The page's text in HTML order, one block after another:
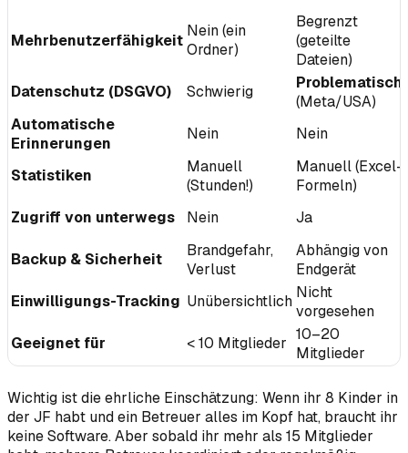
Mehrbenutzerfähigkeit
Nein (ein
Ordner)
Begrenzt
(geteilte
Dateien)
Datenschutz (DSGVO) Schwierig
Problematisch
(Meta/USA)
Automatische
Erinnerungen
Nein Nein
Statistiken
Manuell
(Stunden!)
Manuell (Excel-
Formeln)
Zugriff von unterwegs
Nein Ja
Backup & Sicherheit
Brandgefahr,
Verlust
Abhängig von
Endgerät
Einwilligungs-Tracking Unübersichtlich Nicht
vorgesehen
Geeignet für < 10 Mitglieder 10–20
Mitglieder
Wichtig ist die ehrliche Einschätzung: Wenn ihr 8 Kinder in
der JF habt und ein Betreuer alles im Kopf hat, braucht ihr
keine Software. Aber sobald ihr mehr als 15 Mitglieder